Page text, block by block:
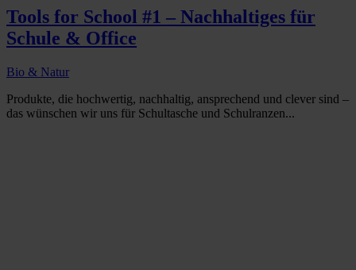
Tools for School #1 – Nachhaltiges für
Schule & Office
Bio & Natur
Produkte, die hochwertig, nachhaltig, ansprechend und clever sind –
das wünschen wir uns für Schultasche und Schulranzen...